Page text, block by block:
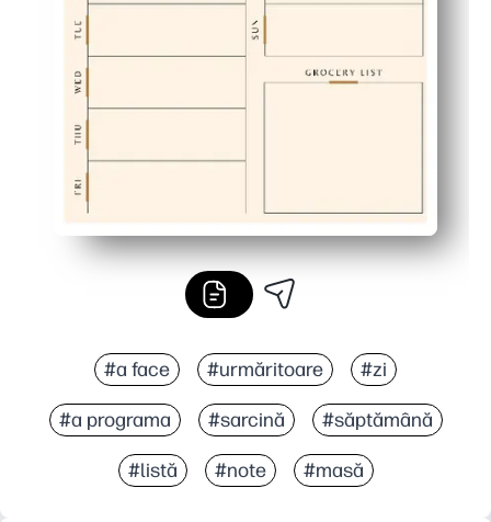
#a face #urmăritoare #zi
#a programa #sarcină #săptămână
#listă #note #masă